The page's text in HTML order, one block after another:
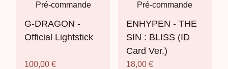
Pré-commande
G-DRAGON -
Official Lightstick
100,00€
Pré-commande
ENHYPEN - THE
SIN : BLISS (ID
Card Ver.)
18,00 €